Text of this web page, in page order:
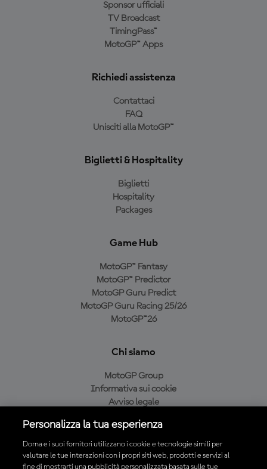
Sponsor ufficiali
TV Broadcast
TimingPass™
MotoGP™ Apps
Richiedi assistenza
Contattaci
FAQ
Unisciti alla MotoGP™
Biglietti & Hospitality
Biglietti
Hospitality
Packages
Game Hub
MotoGP™ Fantasy
MotoGP™ Predictor
MotoGP Guru Predict
MotoGP Guru Racing 25/26
MotoGP™26
Chi siamo
MotoGP Group
Informativa sui cookie
Avviso legale
Condizioni di acquisto
Personalizza la tua esperienza
Dorna e i suoi fornitori utilizzano i cookie e tecnologie simili per
valutare le tue interazioni con i propri siti web, prodotti e servizi al
fine di mostrarti una pubblicità personalizzata basata sulle tue